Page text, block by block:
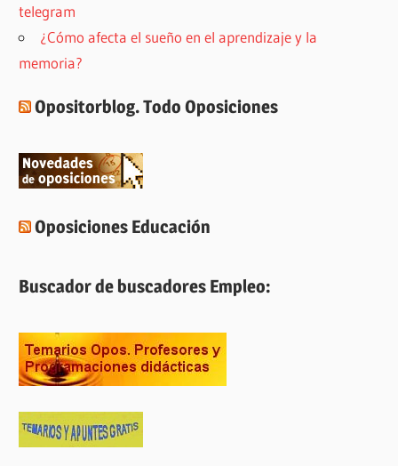
telegram
¿Cómo afecta el sueño en el aprendizaje y la
memoria?
Opositorblog. Todo Oposiciones
Oposiciones Educación
Buscador de buscadores Empleo: